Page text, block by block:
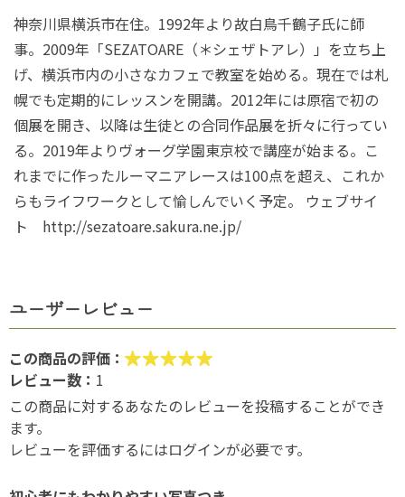
神奈川県横浜市在住。1992年より故白鳥千鶴子氏に師
事。2009年「SEZATOARE（＊シェザトアレ）」を立ち上
げ、横浜市内の小さなカフェで教室を始める。現在では札
幌でも定期的にレッスンを開講。2012年には原宿で初の
個展を開き、以降は生徒との合同作品展を折々に行ってい
る。2019年よりヴォーグ学園東京校で講座が始まる。こ
れまでに作ったルーマニアレースは100点を超え、これか
らもライフワークとして愉しんでいく予定。 ウェブサイ
ト http://sezatoare.sakura.ne.jp/
ユーザーレビュー
この商品の評価：
レビュー数： 1
この商品に対するあなたのレビューを投稿することができ
ます。
レビューを評価するにはログインが必要です。